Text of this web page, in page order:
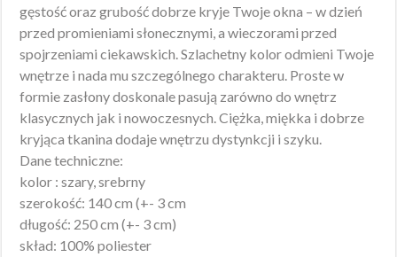
gęstość oraz grubość dobrze kryje Twoje okna – w dzień
przed promieniami słonecznymi, a wieczorami przed
spojrzeniami ciekawskich. Szlachetny kolor odmieni Twoje
wnętrze i nada mu szczególnego charakteru. Proste w
formie zasłony doskonale pasują zarówno do wnętrz
klasycznych jak i nowoczesnych. Ciężka, miękka i dobrze
kryjąca tkanina dodaje wnętrzu dystynkcji i szyku.
Dane techniczne:
kolor : szary, srebrny
szerokość: 140 cm (+- 3 cm
długość: 250 cm (+- 3 cm)
skład: 100% poliester